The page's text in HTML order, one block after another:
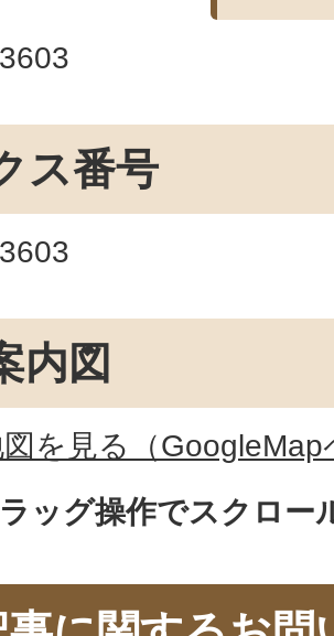
ス番号
内図
を見る（GoogleMap
ッグ操作でスクロー